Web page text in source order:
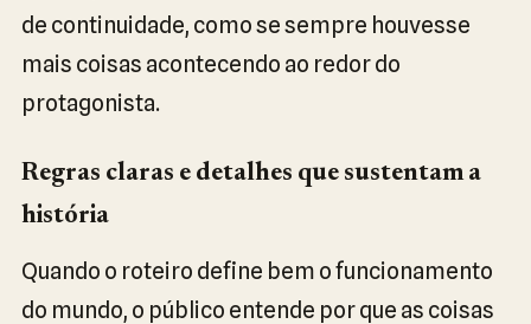
de continuidade, como se sempre houvesse
mais coisas acontecendo ao redor do
protagonista.
Regras claras e detalhes que sustentam a
história
Quando o roteiro define bem o funcionamento
do mundo, o público entende por que as coisas